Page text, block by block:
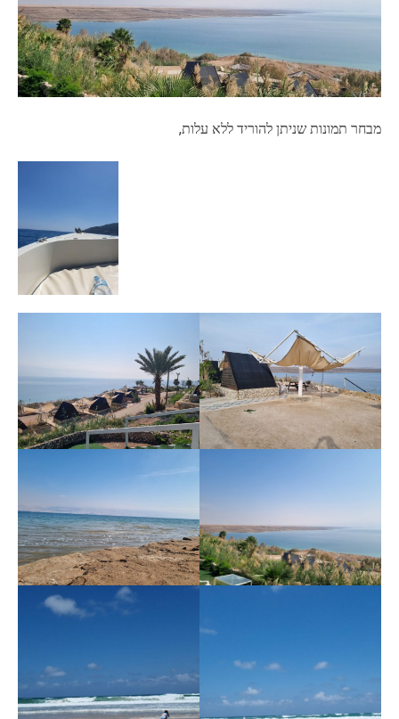
מבחר תמונות שניתן להוריד ללא עלות,